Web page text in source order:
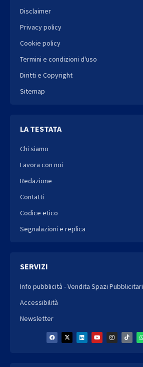
Disclaimer
Privacy policy
Cookie policy
Termini e condizioni d'uso
Diritti e Copyright
Sitemap
LA TESTATA
Chi siamo
Lavora con noi
Redazione
Contatti
Codice etico
Segnalazioni e replica
SERVIZI
Info pubblicità - Vendita Spazi Pubblicitari
Accessibilità
Newsletter